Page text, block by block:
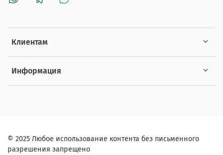
Клиентам
Информация
© 2025 Любое использование контента без письменного
разрешения запрещено